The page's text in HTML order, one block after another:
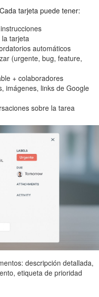
tarjeta puede tener:
tarjeta
automáticos
(urgente, bug, feature,
+ colaboradores
imágenes, links de Google
sobre la tarea
descripción detallada,
etiqueta de prioridad